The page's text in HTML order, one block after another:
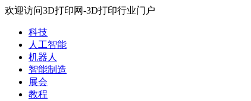
欢迎访问3D打印网-3D打印行业门户
科技
人工智能
机器人
智能制造
展会
教程